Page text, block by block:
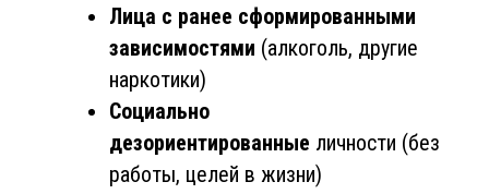
Лица с ранее сформированными
зависимостями (алкоголь, другие
наркотики)
Социально
дезориентированные личности (без
работы, целей в жизни)